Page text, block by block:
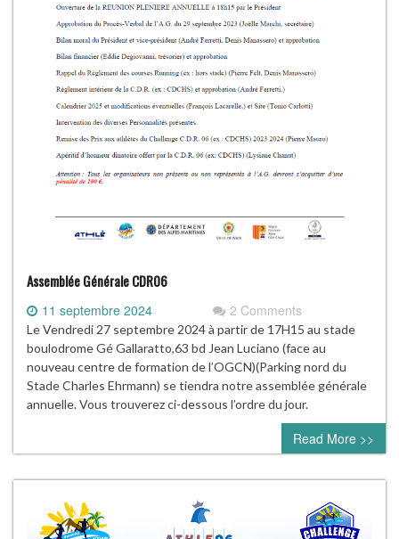
Assemblée Générale CDR06
11 septembre 2024 2 Comments
Le Vendredi 27 septembre 2024 à partir de 17H15 au stade
boulodrome Gé Gallaratto,63 bd Jean Luciano (face au
nouveau centre de formation de l’OGCN)(Parking nord du
Stade Charles Ehrmann) se tiendra notre assemblée générale
annuelle. Vous trouverez ci-dessous l’ordre du jour.
Read More >>